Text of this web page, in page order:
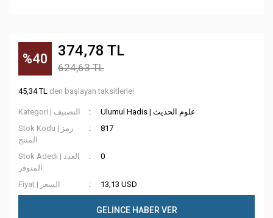
%40 374,78 TL
624,63 TL
45,34 TL den başlayan taksitlerle!
Kategori | التصنيف
Ulumul Hadis | علوم الحديث
Stok Kodu | رمز
المنتج
817
Stok Adedi | العدد
المتوفر
0
Fiyat | السعر 13,13 USD
GELİNCE HABER VER